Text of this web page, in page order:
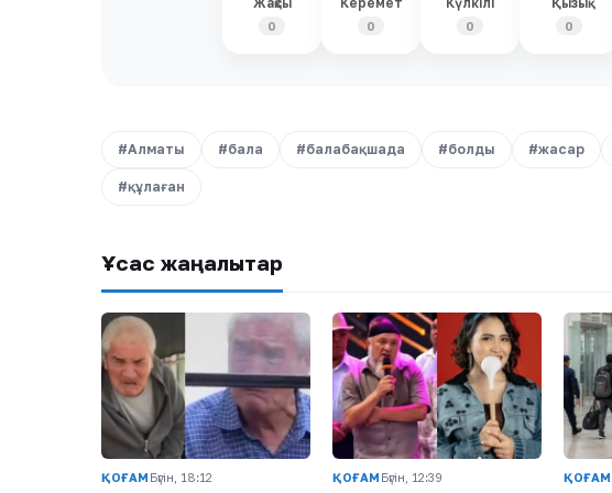
0 0 0 0
#Алматы #бала #балабақшада #болды #жасар
#құлаған
Ұқсас жаңалықтар
ҚОҒАМ Бүгін, 18:12 ҚОҒАМ Бүгін, 12:39 ҚОҒАМ